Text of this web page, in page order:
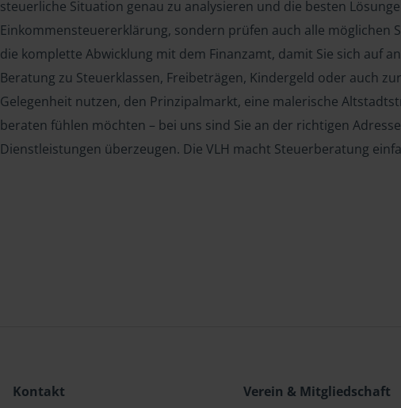
steuerliche Situation genau zu analysieren und die besten
Einkommensteuererklärung, sondern prüfen auch alle
die komplette Abwicklung mit dem Finanzamt, damit Sie sich auf
Beratung zu Steuerklassen, Freibeträgen, Kindergeld oder auch
Gelegenheit nutzen, den Prinzipalmarkt, eine malerische
beraten fühlen möchten – bei uns sind Sie an der richtigen
Dienstleistungen überzeugen. Die VLH macht Steuerberatung
Kontakt Verein & Mitgliedschaft